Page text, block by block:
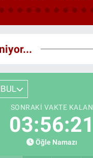
SONRAKI VAKTE KALAN
03:56:20
Öğle Namazı